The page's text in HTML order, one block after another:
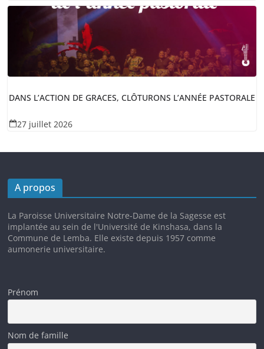
DANS L’ACTION DE GRACES, CLÔTURONS L’ANNÉE PASTORALE
27 juillet 2026
A propos
La Paroisse Universitaire Notre-Dame de la Sagesse est
implantée au sein de l'Université de Kinshasa, dans la
Commune de Lemba. Elle existe depuis 1957 comme
aumonerie universitaire.
Prénom
Nom de famille